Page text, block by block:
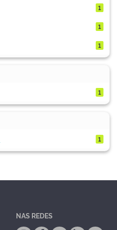
1
1
1
1
1
NAS REDES